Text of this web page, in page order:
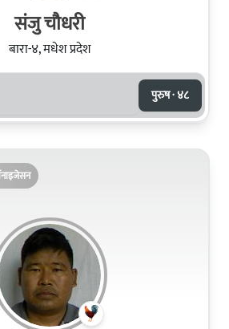
संजु चौधरी
बारा-४, मधेश प्रदेश
पुरुष · ४८